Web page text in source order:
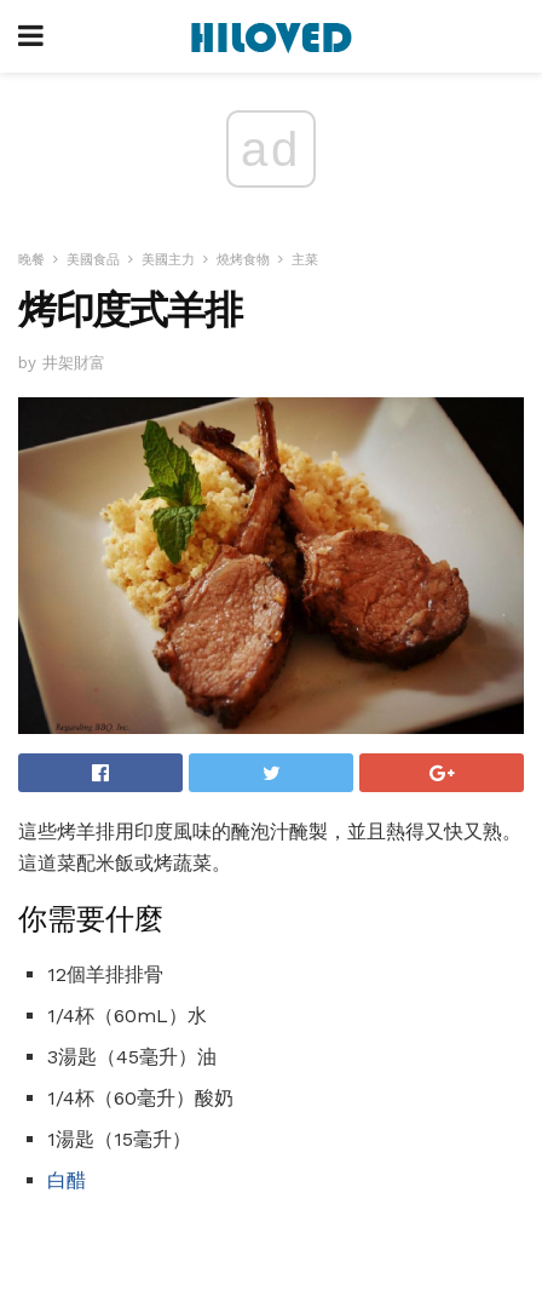
ad
晚餐 美國食品 美國主力 燒烤食物 主菜
烤印度式羊排
by 井架財富
這些烤羊排用印度風味的醃泡汁醃製，並且熱得又快又熟。
這道菜配米飯或烤蔬菜。
你需要什麼
12個羊排排骨
1/4杯（60mL）水
3湯匙（45毫升）油
1/4杯（60毫升）酸奶
1湯匙（15毫升）
白醋